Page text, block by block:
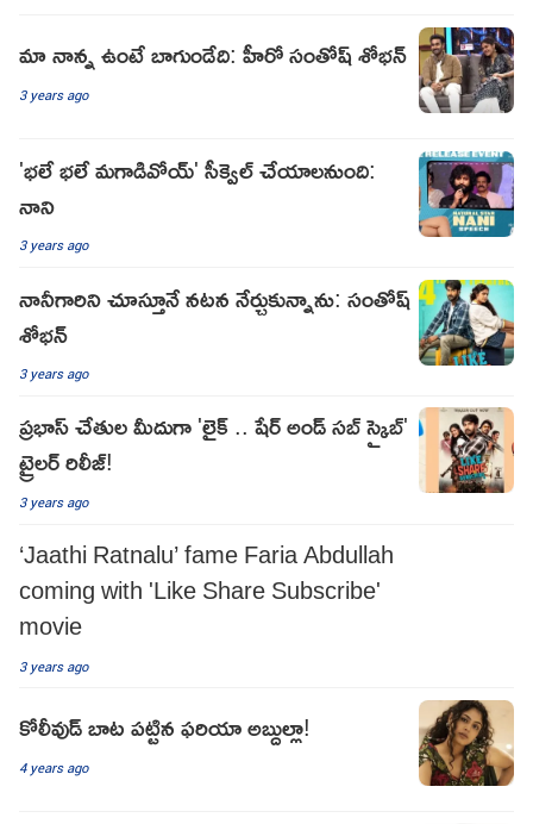
మా నాన్న ఉంటే బాగుండేది: హీరో సంతోష్ శోభన్
3 years ago
'భలే భలే మగాడివోయ్' సీక్వెల్ చేయాలనుంది:
నాని
3 years ago
నానీగారిని చూస్తూనే నటన నేర్చుకున్నాను: సంతోష్
శోభన్
3 years ago
ప్రభాస్ చేతుల మీదుగా 'లైక్ .. షేర్ అండ్ సబ్ స్క్రైబ్'
ట్రైలర్ రిలీజ్!
3 years ago
‘Jaathi Ratnalu’ fame Faria Abdullah
coming with 'Like Share Subscribe'
movie
3 years ago
కోలీవుడ్ బాట పట్టిన ఫరియా అబ్దుల్లా!
4 years ago